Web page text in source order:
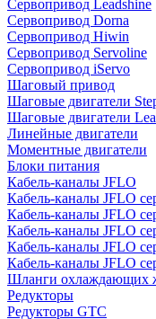
Сервопривод Leadshine
Сервопривод Dorna
Сервопривод Hiwin
Сервопривод Servoline
Сервопривод iServo
Шаговый привод
Шаговые двигатели
Шаговые двигатели
Линейные двигатели
Моментные двигатели
Блоки питания
Кабель-каналы JFLO
Кабель-каналы JFLO
Кабель-каналы JFLO
Кабель-каналы JFLO
Кабель-каналы JFLO
Кабель-каналы JFLO
Шланги охлаждающих
Редукторы
Редукторы GTC